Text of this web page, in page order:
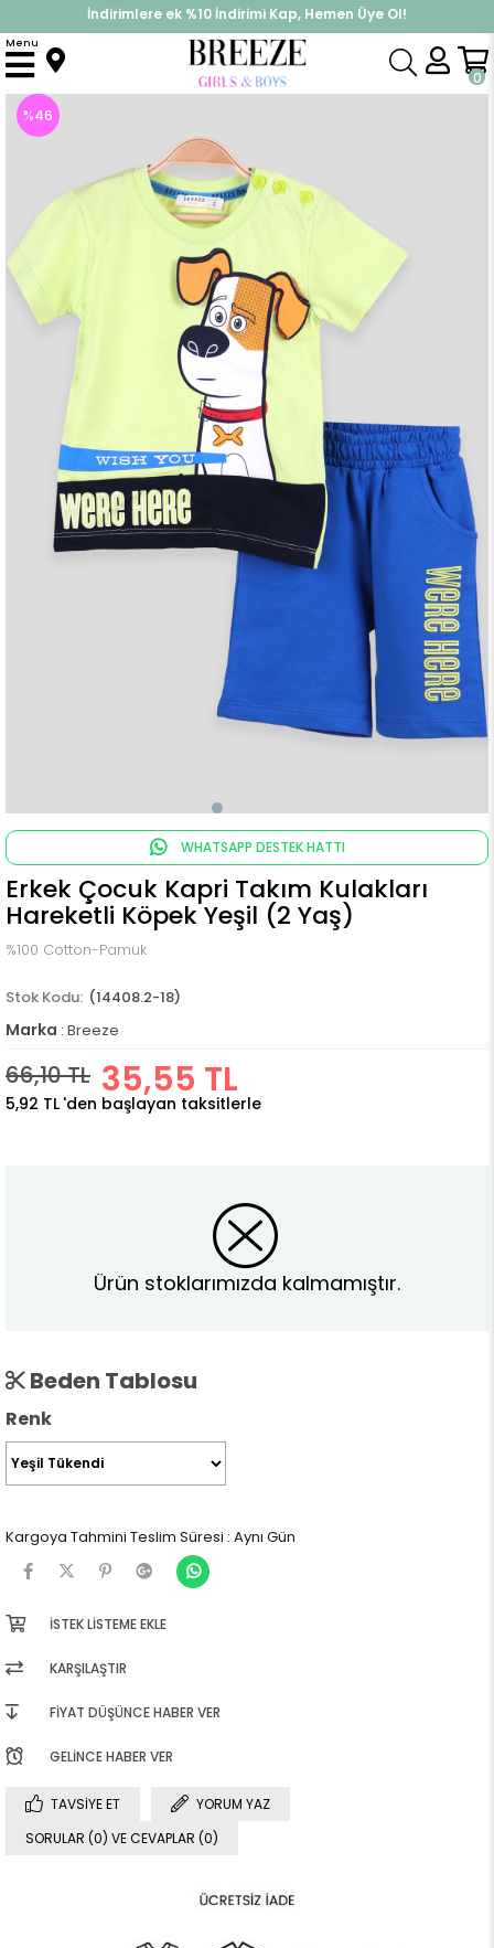
%30 Sepette Yaz İndirimi, Hemen Al!
İndirimlere ek %10 İndirimi Kap, Hemen Üye Ol!
0
Menu
Anasayfa Takımlar Kapri & Şort Takımı Erkek Çocuk Kapri Takım Kulakları Hareketli Köpek Yeşil (2 Yaş)
%46
WHATSAPP DESTEK HATTI
Erkek Çocuk Kapri Takım Kulakları
Hareketli Köpek Yeşil (2 Yaş)
%100 Cotton-Pamuk
(14408.2-18)
Marka : Breeze
66,10 TL 35,55 TL
5,92 TL 'den başlayan taksitlerle
Ürün stoklarımızda kalmamıştır.
Beden Tablosu
Renk
Kargoya Tahmini Teslim Süresi : Aynı Gün
İSTEK LISTEME EKLE
KARŞILAŞTIR
FIYAT DÜŞÜNCE HABER VER
GELINCE HABER VER
TAVSIYE ET
YORUM YAZ
SORULAR (0) VE CEVAPLAR (0)